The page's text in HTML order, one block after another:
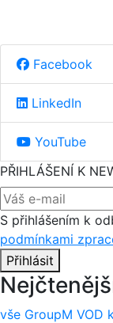
Facebook
LinkedIn
YouTube
PŘIHLÁŠENÍ K
S přihlášením k
podmínkami
Přihlásit
vše GroupM VOD